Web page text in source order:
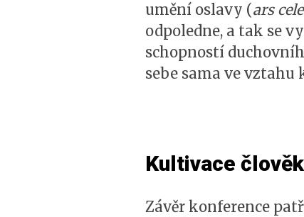
umění oslavy (ars
odpoledne, a tak se
schopností
sebe sama ve
Kultivace
Závěr konference